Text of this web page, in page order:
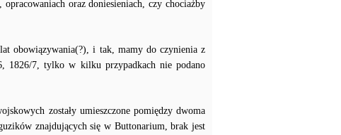
oraz doniesieniach, czy chociażby
obowiązywania(?), i tak, mamy do czynienia z
1826/7, tylko w kilku przypadkach nie podano
zostały umieszczone pomiędzy dwoma
znajdujących się w Buttonarium, brak jest